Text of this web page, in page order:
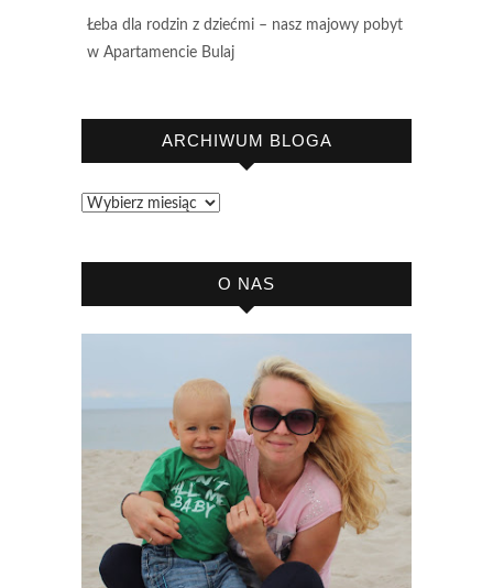
Łeba dla rodzin z dziećmi – nasz majowy pobyt
w Apartamencie Bulaj
ARCHIWUM BLOGA
Archiwum
O NAS